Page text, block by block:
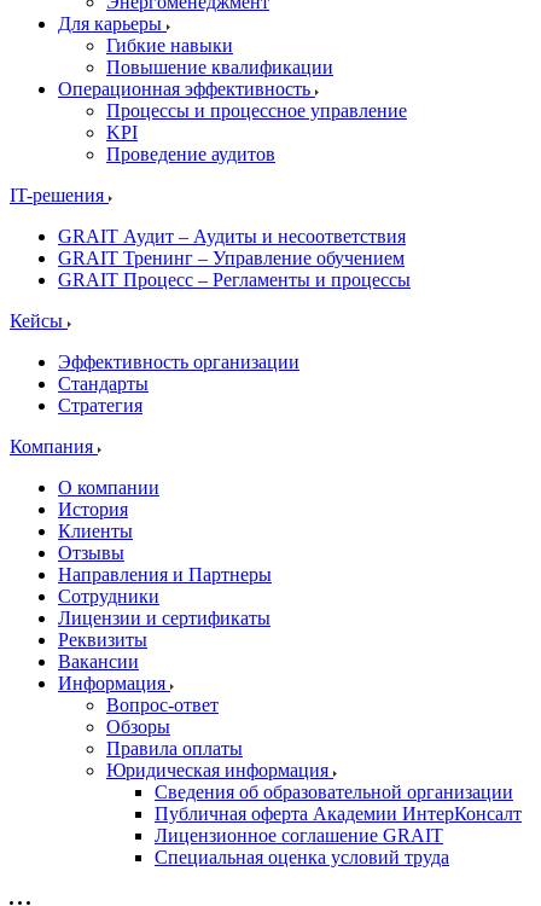
Для карьеры
Гибкие навыки
Повышение квалификации
Операционная эффективность
Процессы и процессное управление
KPI
Проведение аудитов
IT-решения
GRAIT Аудит – Аудиты и несоответствия
GRAIT Тренинг – Управление обучением
GRAIT Процесс – Регламенты и процессы
Кейсы
Эффективность организации
Стандарты
Стратегия
Компания
О компании
История
Клиенты
Отзывы
Направления и Партнеры
Сотрудники
Лицензии и сертификаты
Реквизиты
Вакансии
Информация
Вопрос-ответ
Обзоры
Правила оплаты
Юридическая информация
Сведения об образовательной организации
Публичная оферта Академии ИнтерКонсалт
Лицензионное соглашение GRAIT
Специальная оценка условий труда